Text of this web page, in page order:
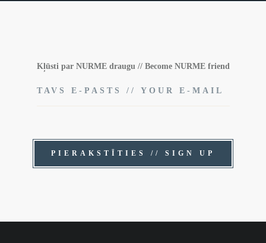
Kļūsti par NURME draugu // Become NURME friend